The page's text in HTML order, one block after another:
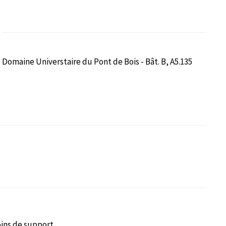
Domaine Universtaire du Pont de Bois - Bât. B, A5.135